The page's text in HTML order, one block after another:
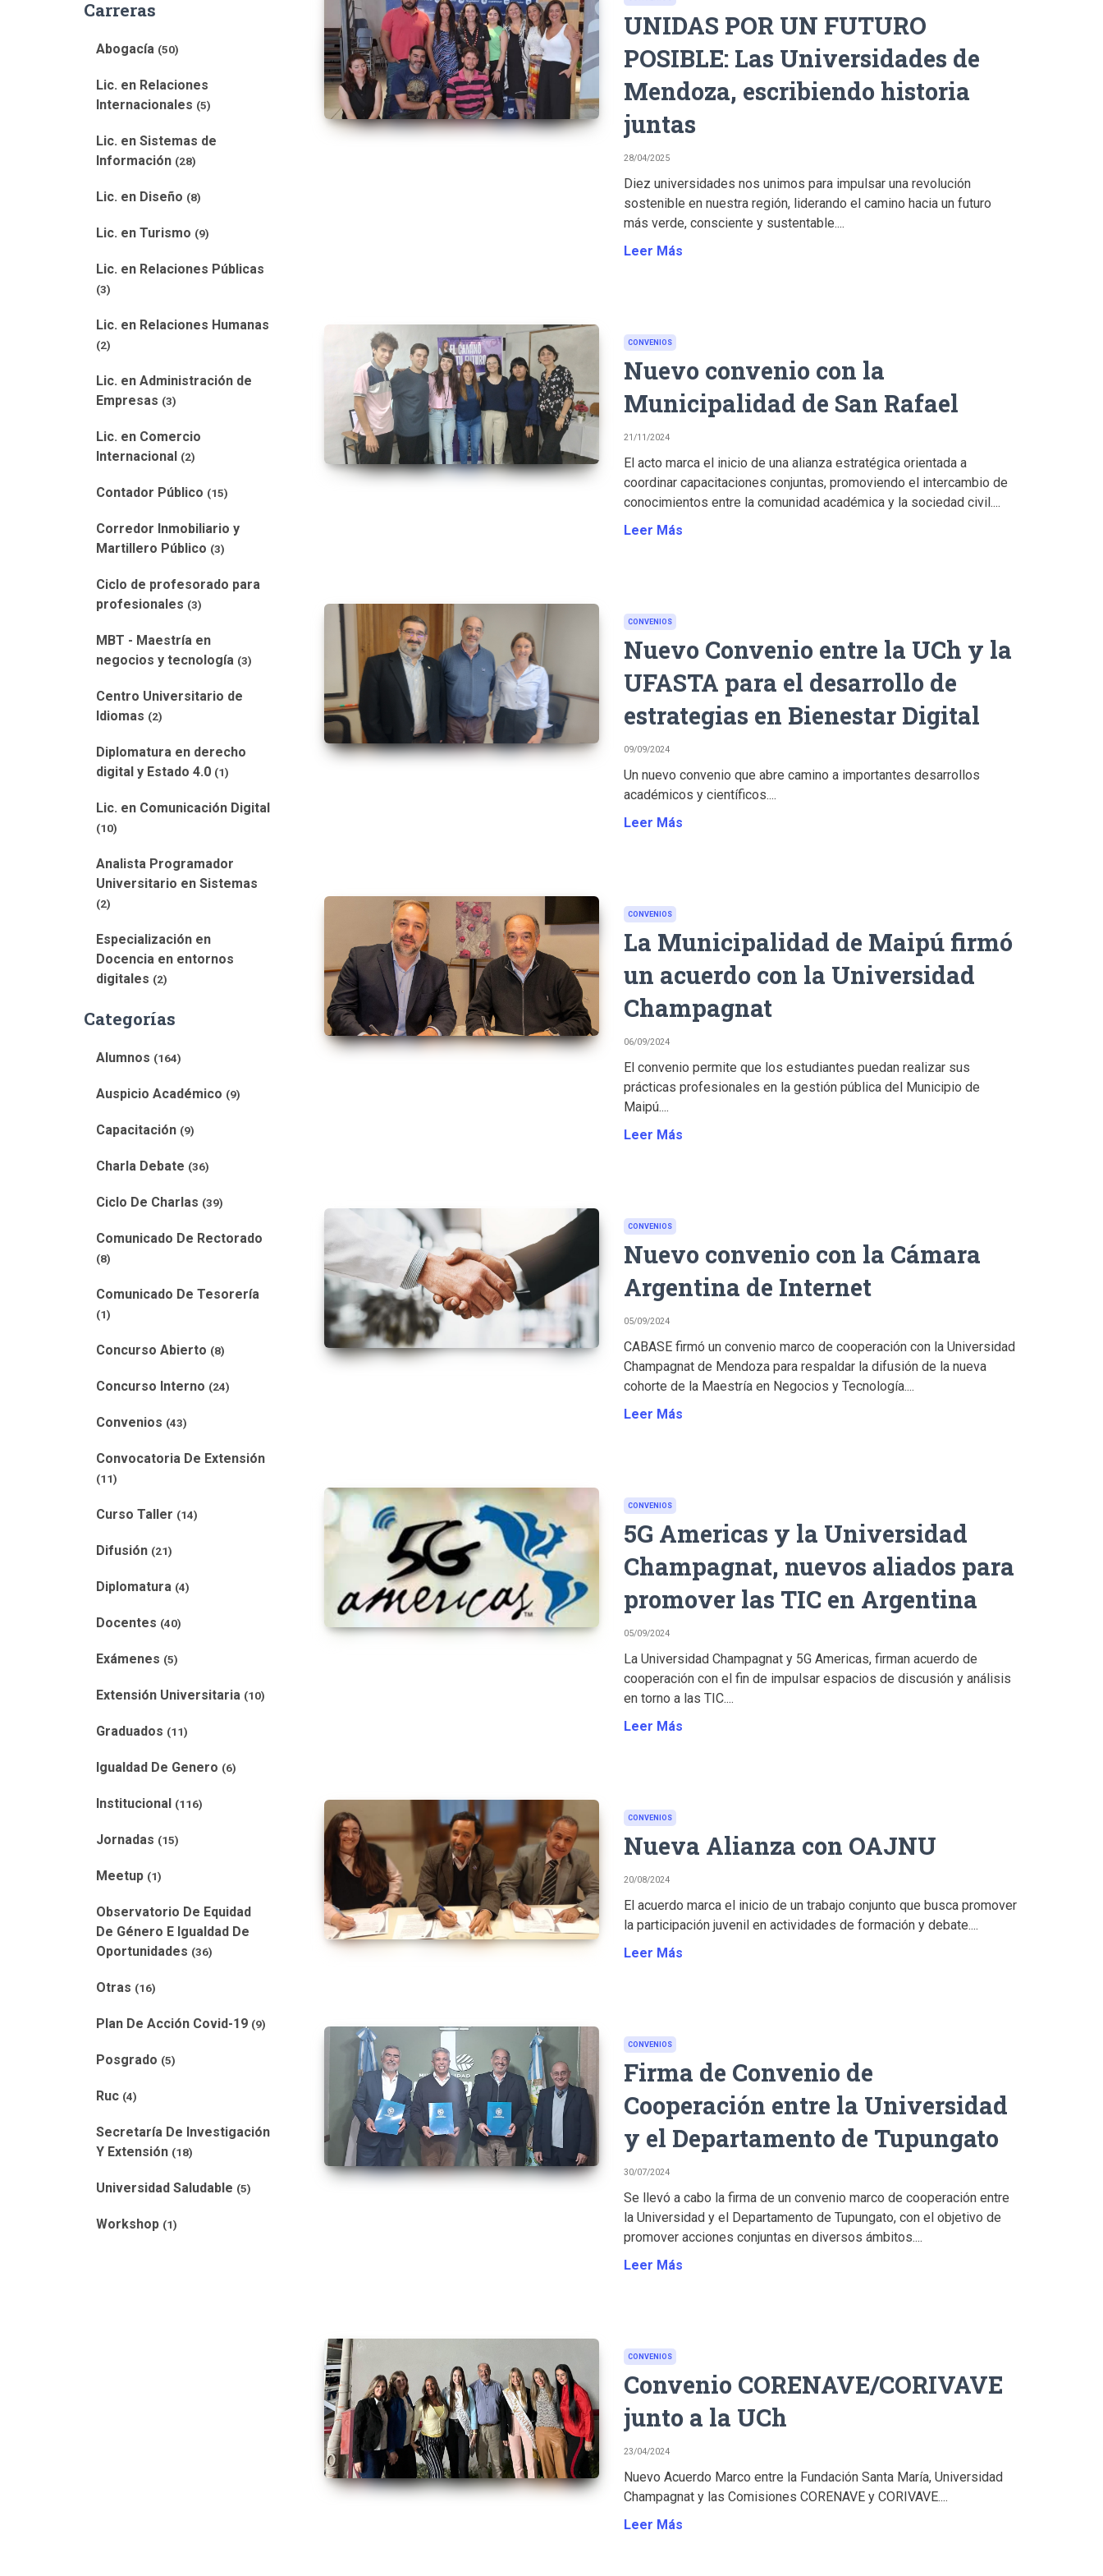
Carreras
Abogacía (50)
Lic. en Relaciones
Internacionales (5)
Lic. en Sistemas de
Información (28)
Lic. en Diseño (8)
Lic. en Turismo (9)
Lic. en Relaciones Públicas
(3)
Lic. en Relaciones Humanas
(2)
Lic. en Administración de
Empresas (3)
Lic. en Comercio
Internacional (2)
Contador Público (15)
Corredor Inmobiliario y
Martillero Público (3)
Ciclo de profesorado para
profesionales (3)
MBT - Maestría en
negocios y tecnología (3)
Centro Universitario de
Idiomas (2)
Diplomatura en derecho
digital y Estado 4.0 (1)
Lic. en Comunicación Digital
(10)
Analista Programador
Universitario en Sistemas
(2)
Especialización en
Docencia en entornos
digitales (2)
Categorías
Alumnos (164)
Auspicio Académico (9)
Capacitación (9)
Charla Debate (36)
Ciclo De Charlas (39)
Comunicado De Rectorado
(8)
Comunicado De Tesorería
(1)
Concurso Abierto (8)
Concurso Interno (24)
Convenios (43)
Convocatoria De Extensión
(11)
Curso Taller (14)
Difusión (21)
Diplomatura (4)
Docentes (40)
Exámenes (5)
Extensión Universitaria (10)
Graduados (11)
Igualdad De Genero (6)
Institucional (116)
Jornadas (15)
Meetup (1)
Observatorio De Equidad
De Género E Igualdad De
Oportunidades (36)
Otras (16)
Plan De Acción Covid-19 (9)
Posgrado (5)
Ruc (4)
Secretaría De Investigación
Y Extensión (18)
Universidad Saludable (5)
Workshop (1)
UNIDAS POR UN FUTURO
POSIBLE: Las Universidades de
Mendoza, escribiendo historia
juntas
28/04/2025
Diez universidades nos unimos para impulsar una revolución
sostenible en nuestra región, liderando el camino hacia un futuro
más verde, consciente y sustentable....
Leer Más
CONVENIOS
Nuevo convenio con la
Municipalidad de San Rafael
21/11/2024
El acto marca el inicio de una alianza estratégica orientada a
coordinar capacitaciones conjuntas, promoviendo el intercambio de
conocimientos entre la comunidad académica y la sociedad civil....
Leer Más
CONVENIOS
Nuevo Convenio entre la UCh y la
UFASTA para el desarrollo de
estrategias en Bienestar Digital
09/09/2024
Un nuevo convenio que abre camino a importantes desarrollos
académicos y científicos....
Leer Más
CONVENIOS
La Municipalidad de Maipú firmó
un acuerdo con la Universidad
Champagnat
06/09/2024
El convenio permite que los estudiantes puedan realizar sus
prácticas profesionales en la gestión pública del Municipio de
Maipú....
Leer Más
CONVENIOS
Nuevo convenio con la Cámara
Argentina de Internet
05/09/2024
CABASE firmó un convenio marco de cooperación con la Universidad
Champagnat de Mendoza para respaldar la difusión de la nueva
cohorte de la Maestría en Negocios y Tecnología....
Leer Más
CONVENIOS
5G Americas y la Universidad
Champagnat, nuevos aliados para
promover las TIC en Argentina
05/09/2024
La Universidad Champagnat y 5G Americas, firman acuerdo de
cooperación con el fin de impulsar espacios de discusión y análisis
en torno a las TIC....
Leer Más
CONVENIOS
Nueva Alianza con OAJNU
20/08/2024
El acuerdo marca el inicio de un trabajo conjunto que busca promover
la participación juvenil en actividades de formación y debate....
Leer Más
CONVENIOS
Firma de Convenio de
Cooperación entre la Universidad
y el Departamento de Tupungato
30/07/2024
Se llevó a cabo la firma de un convenio marco de cooperación entre
la Universidad y el Departamento de Tupungato, con el objetivo de
promover acciones conjuntas en diversos ámbitos....
Leer Más
CONVENIOS
Convenio CORENAVE/CORIVAVE
junto a la UCh
23/04/2024
Nuevo Acuerdo Marco entre la Fundación Santa María, Universidad
Champagnat y las Comisiones CORENAVE y CORIVAVE....
Leer Más